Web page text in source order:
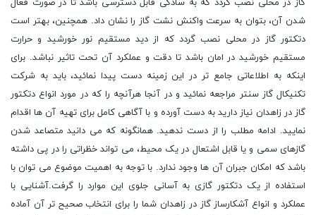
گاز در محلی نصب گردد که به سادگی قابل دسترسی باشد تا در صورت فعال
شدن آن، بتوان به سرعت واکنش نشت گاز را نشان داد. همچنین، بهتر است
دتکتور گاز در محلی نصب گردد که از دید مستقیم نور خورشید و حرارت
مستقیم خورشید در امان باشد تا دقت و عملکرد آن تحت تاثیر نباشد. برای
اینکه به اطلاعاتی جامع تر در این زمینه دست پیدا نمائید، باید به شرکت
تکنیکال گاز سنتر مراجعه نمائید و در آنجا هرآنچه را که در مورد انواع دتکتور
گاز در زاهدان نیاز دارید به دست آورده و با آگاهی کامل برای تهیه آن ها اقدام
نمایید. ادامه مطلب را از دست ندهید. همانگونه که می دانید متصاعد شدن
گازهای سمی و یا قابل اشتعال در یک محیط، می تواند خظراتی را در پی داشته
باشد که امکان جبران آن ها وجود ندارد. با توجه به اهمیت موضوع می توان با
استفاده از یک دتکتور گازی به آسانی جلوی این موارد را گرفت.آشنایی با
عملکرد و انواع آشکارساز گاز در زاهدان شما را برای انتخاب صحیح تر آن آماده